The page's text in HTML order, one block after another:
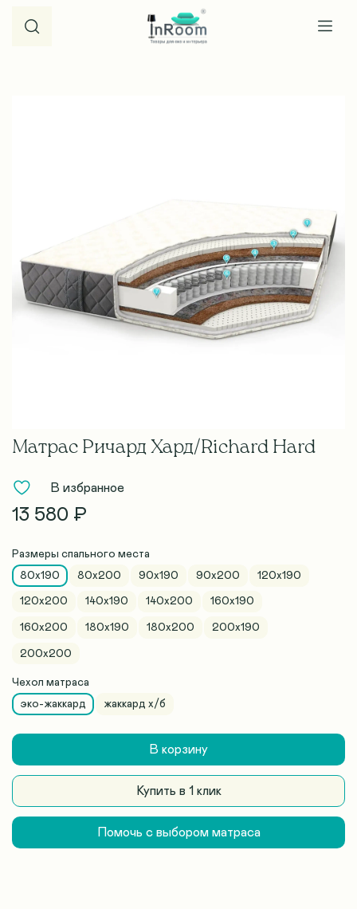
Матрас Ричард Хард/Richard Hard
В избранное
13 580 ₽
Размеры спального места
80x190
80х200 90x190 90х200 120x190
120х200 140x190 140х200 160x190
160х200 180x190 180х200 200x190
200х200
Чехол матраса
эко-жаккард
жаккард х/б
В корзину
Купить в 1 клик
Помочь с выбором матраса